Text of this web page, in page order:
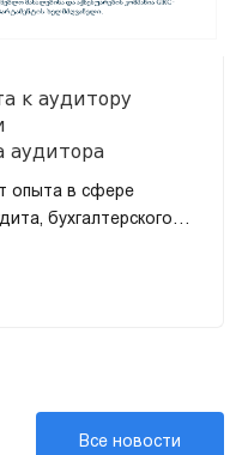
к аудитору
аудитора
бухгалтерского
Все новости